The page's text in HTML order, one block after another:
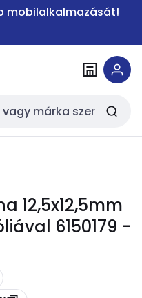
mobilalkalmazását!
12,5x12,5mm
6150179 -